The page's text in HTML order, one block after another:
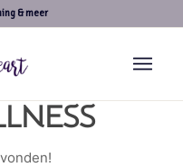
& meer